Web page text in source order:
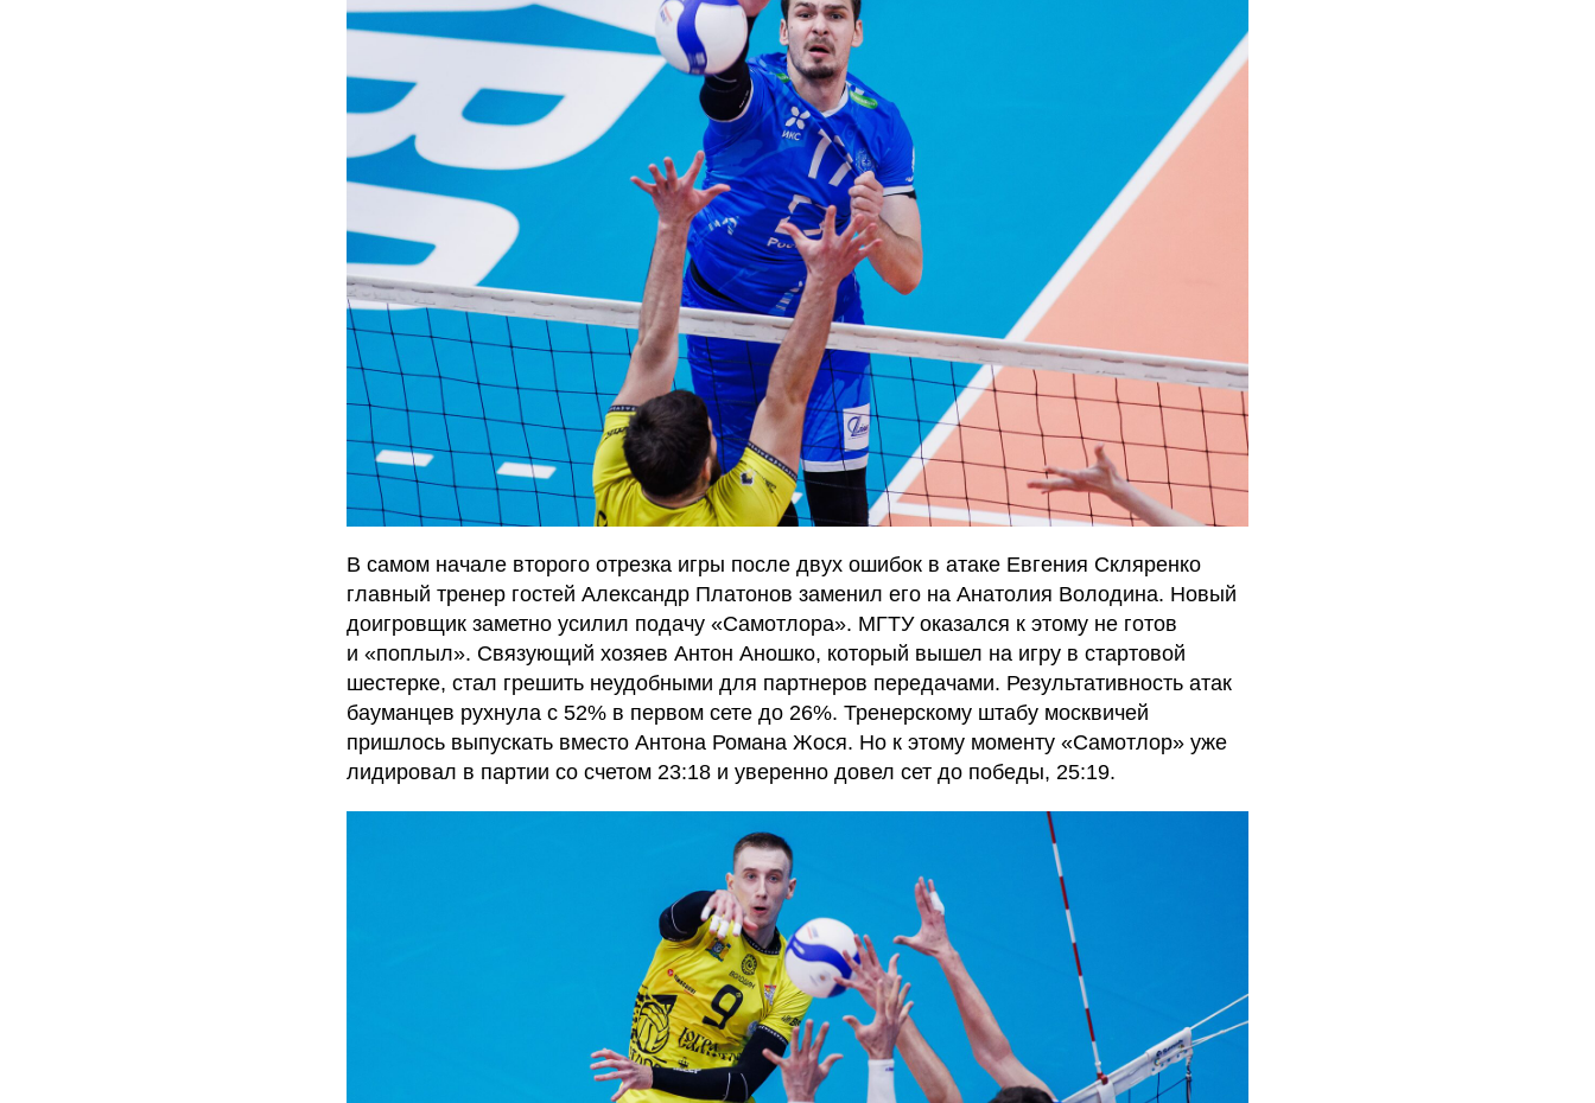
В самом начале второго отрезка игры после двух ошибок в атаке Евгения Скляренко
главный тренер гостей Александр Платонов заменил его на Анатолия Володина. Новый
доигровщик заметно усилил подачу «Самотлора». МГТУ оказался к этому не готов
и «поплыл». Связующий хозяев Антон Аношко, который вышел на игру в стартовой
шестерке, стал грешить неудобными для партнеров передачами. Результативность атак
бауманцев рухнула с 52% в первом сете до 26%. Тренерскому штабу москвичей
пришлось выпускать вместо Антона Романа Жося. Но к этому моменту «Самотлор» уже
лидировал в партии со счетом 23:18 и уверенно довел сет до победы, 25:19.